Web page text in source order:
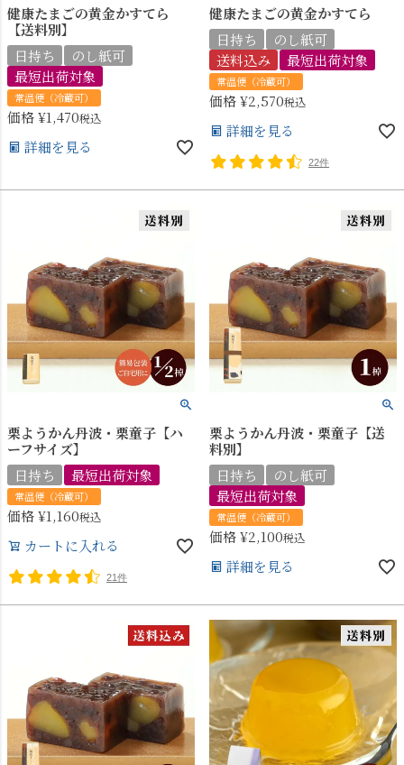
健康たまごの黄金かすてら
【送料別】
日持ち
のし紙可
最短出荷対象
常温便（冷蔵可）
価格¥1,470税込
詳細を見る
健康たまごの黄金かすてら
日持ち
のし紙可
送料込み
最短出荷対象
常温便（冷蔵可）
価格¥2,570税込
詳細を見る
22件
栗ようかん丹波・栗童子【ハ
ーフサイズ】
日持ち
最短出荷対象
常温便（冷蔵可）
価格¥1,160税込
カートに入れる
21件
栗ようかん丹波・栗童子【送
料別】
日持ち
のし紙可
最短出荷対象
常温便（冷蔵可）
価格¥2,100税込
詳細を見る